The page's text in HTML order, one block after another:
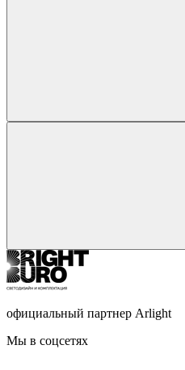
официальный партнер Arlight
Мы в соцсетях